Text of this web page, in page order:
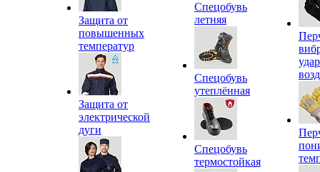
Защита от
повышенных
температур
Защита от
электрической
дуги
Спецобувь
летняя
Спецобувь
утеплённая
Спецобувь
термостойкая